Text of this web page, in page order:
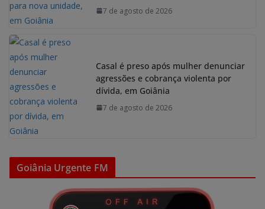
7 de agosto de 2026
Casal é preso após mulher denunciar
agressões e cobrança violenta por
dívida, em Goiânia
7 de agosto de 2026
Goiânia Urgente FM